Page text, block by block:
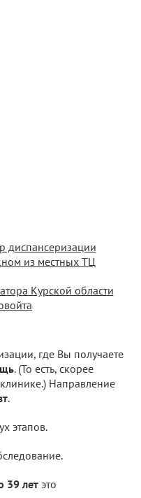
диспансеризации
из местных ТЦ
Курской области
где Вы получаете
. (То есть, скорее
Направление
.
этапов.
39 летэто